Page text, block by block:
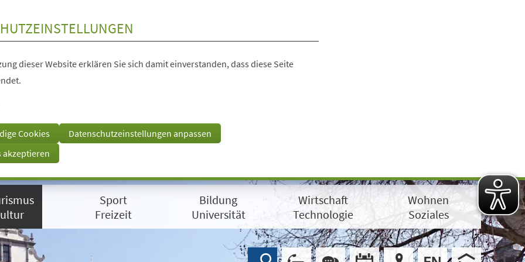
dieser Website erklären Sie sich damit einverstanden, dass diese Seite
Cookies
Datenschutzeinstellungen anpassen
akzeptieren
Sport
Freizeit
Bildung
Universität
Wirtschaft
Technologie
Wohnen
Soziales